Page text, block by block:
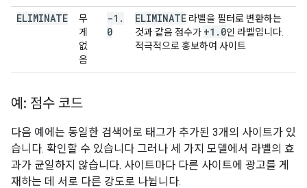
ELIMINATE
무
게
없
음
-1 .
0
ELIMINATE 라벨을 필터로 변환하는
것과 같음 점수가 +1 . 0인 라벨입니다.
적극적으로 홍보하여 사이트
예: 점수 코드
다음 예에는 동일한 검색어로 태그가 추가된 3개의 사이트가 있
습니다. 확인할 수 있습니다 그러나 세 가지 모델에서 라벨의 효
과가 균일하지 않습니다. 사이트마다 다른 사이트에 광고를 게
재하는 데 서로 다른 강도로 나뉩니다.